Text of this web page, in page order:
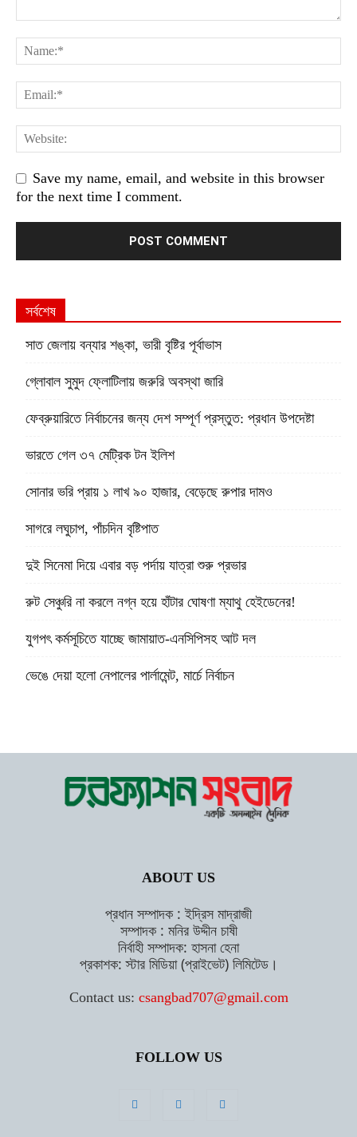
Save my name, email, and website in this browser
for the next time I comment.
সর্বশেষ
সাত জেলায় বন্যার শঙ্কা, ভারী বৃষ্টির পূর্বাভাস
গ্লোবাল সুমুদ ফ্লোটিলায় জরুরি অবস্থা জারি
ফেব্রুয়ারিতে নির্বাচনের জন্য দেশ সম্পূর্ণ প্রস্তুত: প্রধান উপদেষ্টা
ভারতে গেল ৩৭ মেট্রিক টন ইলিশ
সোনার ভরি প্রায় ১ লাখ ৯০ হাজার, বেড়েছে রুপার দামও
সাগরে লঘুচাপ, পাঁচদিন বৃষ্টিপাত
দুই সিনেমা দিয়ে এবার বড় পর্দায় যাত্রা শুরু প্রভার
রুট সেঞ্চুরি না করলে নগ্ন হয়ে হাঁটার ঘোষণা ম্যাথু হেইডেনের!
যুগপৎ কর্মসূচিতে যাচ্ছে জামায়াত-এনসিপিসহ আট দল
ভেঙে দেয়া হলো নেপালের পার্লামেন্ট, মার্চে নির্বাচন
ABOUT US
প্রধান সম্পাদক : ইদ্রিস মাদ্রাজী
সম্পাদক : মনির উদ্দীন চাষী
নির্বাহী সম্পাদক: হাসনা হেনা
প্রকাশক: স্টার মিডিয়া (প্রাইভেট) লিমিটেড।
Contact us: csangbad707@gmail.com
FOLLOW US